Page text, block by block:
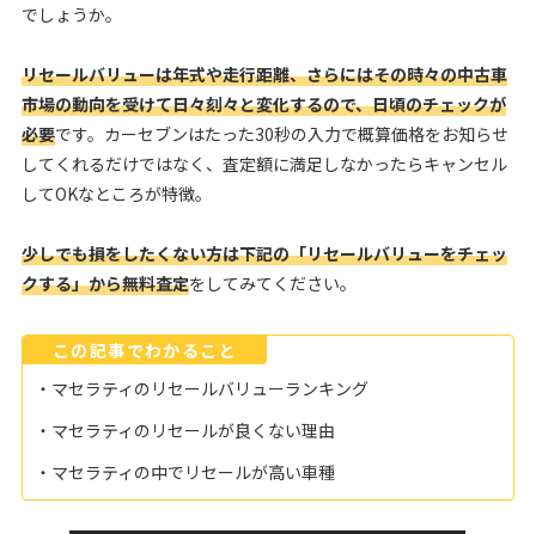
でしょうか。
リセールバリューは年式や走行距離、さらにはその時々の中古車
市場の動向を受けて日々刻々と変化するので、日頃のチェックが
必要です。カーセブンはたった30秒の入力で概算価格をお知らせ
してくれるだけではなく、査定額に満足しなかったらキャンセル
してOKなところが特徴。
少しでも損をしたくない方は下記の「リセールバリューをチェッ
クする」から無料査定をしてみてください。
この記事でわかること
・マセラティのリセールバリューランキング
・マセラティのリセールが良くない理由
・マセラティの中でリセールが高い車種